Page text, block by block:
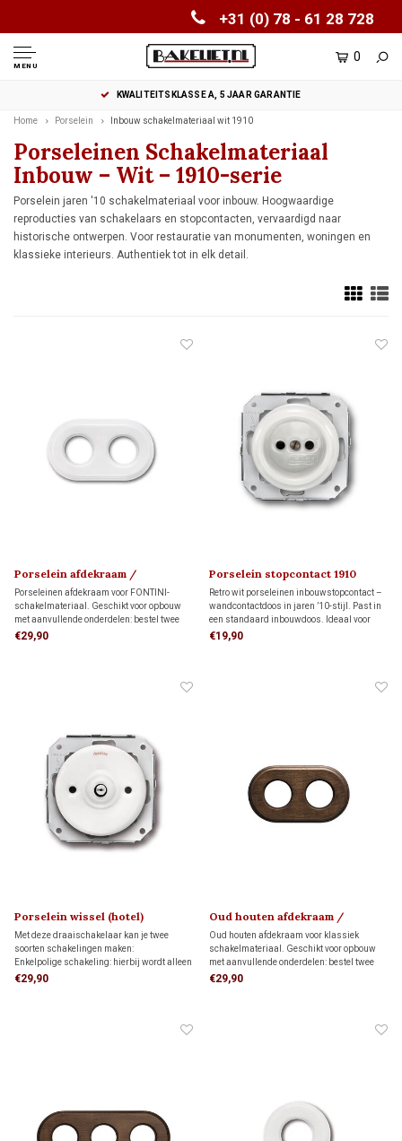
+31 (0) 78 - 61 28 728
MENU
0
KWALITEITSKLASSE A, 5 JAAR GARANTIE
Home Porselein Inbouw schakelmateriaal wit 1910
Porseleinen Schakelmateriaal
Inbouw – Wit – 1910-serie
Porselein jaren '10 schakelmateriaal voor inbouw. Hoogwaardige
reproducties van schakelaars en stopcontacten, vervaardigd naar
historische ontwerpen. Voor restauratie van monumenten, woningen en
klassieke interieurs. Authentiek tot in elk detail.
Porselein afdekraam /
montageplaat 1910
Porseleinen afdekraam voor FONTINI-
schakelmateriaal. Geschikt voor opbouw
met aanvullende onderdelen: bestel twee
montageringen voor directe wandmontage
€29,90
Porselein stopcontact 1910
Retro wit porseleinen inbouwstopcontact –
wandcontactdoos in jaren ’10-stijl. Past in
een standaard inbouwdoos. Ideaal voor
monumentale panden met een authentiek
€19,90
Porselein wissel (hotel)
schakelaar 1910
Met deze draaischakelaar kan je twee
soorten schakelingen maken:
Enkelpolige schakeling: hierbij wordt alleen
de stroomvoerende draad onderbroken.
€29,90
Oud houten afdekraam /
montageplaat 1910
Oud houten afdekraam voor klassiek
schakelmateriaal. Geschikt voor opbouw
met aanvullende onderdelen: bestel twee
montageringen voor directe wandmontage
€29,90